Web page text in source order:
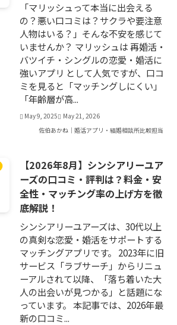
「マリッシュって本当に出会える
の？悪い口コミは？サクラや要注意
人物はいる？」そんな不安を感じて
いませんか？ マリッシュは 再婚活・
バツイチ・シングルの恋愛・婚活に
強いアプリ として人気ですが、口コ
ミを見ると「マッチングしにくい」
「年齢層が高...
May 9, 2025
May 21, 2026
佐伯あかね｜婚活アプリ・結婚相談所比較担当
【2026年8月】シンシアリーユア
ーズの口コミ・評判は？料金・安
全性・マッチング率の上げ方を徹
底解説！
シンシアリーユアーズは、30代以上
の真剣な恋愛・婚活をサポートする
マッチングアプリです。 2023年に旧
サービス「ラブサーチ」からリニュ
ーアルされて以降、「落ち着いた大
人の出会いが見つかる」と話題にな
っています。 本記事では、2026年最
新の口コミ...